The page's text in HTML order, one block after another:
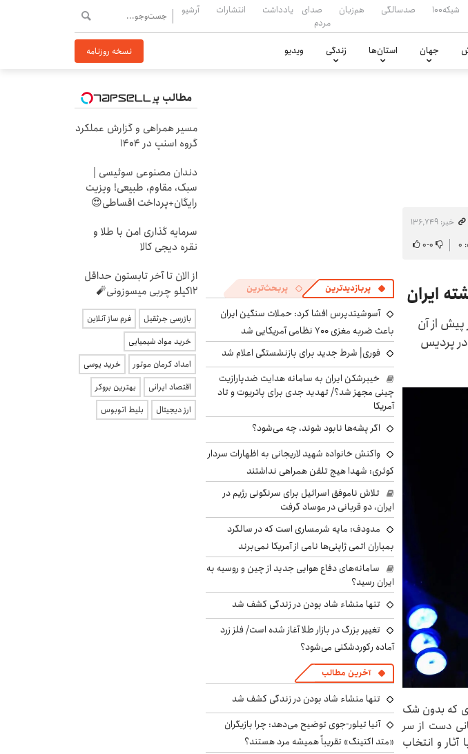
شبکه۱۰۰ صدسالگی هم‌زبان
صدای
مردم
یادداشت انتشارات آرشیو
جهان استان‌ها زندگی ویدیو نسخه روزنامه
خبر: ۱۳۶٬۷۴۹
۰-۰
پیش از آن
در پردیس
که بدون شک
دست از سر
آثار و انتخاب
پربازدیدترین پربحث‌ترین
آسوشیتدپرس افشا کرد: حملات سنگین ایران
باعث ضربه مغزی ۷۰۰ نظامی آمریکایی شد
فوری| شرط جدید برای بازنشستگی اعلام شد
خیبرشکن ایران به سامانه هدایت ضدپارازیت
چینی مجهز شد؟/ تهدید جدی برای پاتریوت و تاد
آمریکا
اگر پشه‌ها نابود شوند، چه می‌شود؟
واکنش خانواده شهید لاریجانی به اظهارات سردار
کوثری: شهدا هیچ تلفن همراهی نداشتند
تلاش ناموفق اسرائیل برای سرنگونی رژیم در
ایران، دو قربانی در موساد گرفت
مدودف: مایه شرمساری است که در سالگرد
بمباران اتمی ژاپنی‌ها نامی از آمریکا نمی‌برند
سامانه‌های دفاع هوایی جدید از چین و روسیه به
ایران رسید؟
تنها منشاء شاد بودن در زندگی کشف شد
تغییر بزرگ در بازار طلا آغاز شده است/ فلز زرد
آماده رکوردشکنی می‌شود؟
آخرین مطالب
تنها منشاء شاد بودن در زندگی کشف شد
آنیا تیلور-جوی توضیح می‌دهد: چرا بازیگران
«متد اکتینگ» تقریباً همیشه مرد هستند؟
مطالب پیشنهادی
مسیر همراهی و گزارش عملکرد
گروه اسنپ در ۱۴۰۴
دندان مصنوعی سوئیسی |
سبک، مقاوم، طبیعی! ویزیت
رایگان+پرداخت اقساطی😍
سرمایه گذاری امن با طلا و
نقره دیجی کالا
از الان تا آخر تابستون حداقل
12کیلو چربی میسوزونی🧨
بازرسی جرثقیل
فرم ساز آنلاین
خرید مواد شیمیایی
امداد کرمان موتور
خرید یوسی
اقتصاد ایرانی
بهترین بروکر
ارز دیجیتال
بلیط اتوبوس